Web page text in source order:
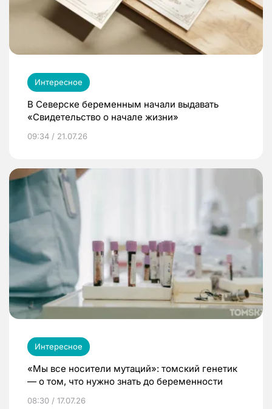
Интересное
В Северске беременным начали выдавать
«Свидетельство о начале жизни»
09:34 / 21.07.26
Интересное
«Мы все носители мутаций»: томский генетик
— о том, что нужно знать до беременности
08:30 / 17.07.26